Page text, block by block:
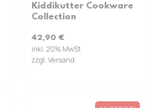
Kiddikutter Cookware
Collection
42,90 €
inkl. 20% MwSt
zzgl. Versand